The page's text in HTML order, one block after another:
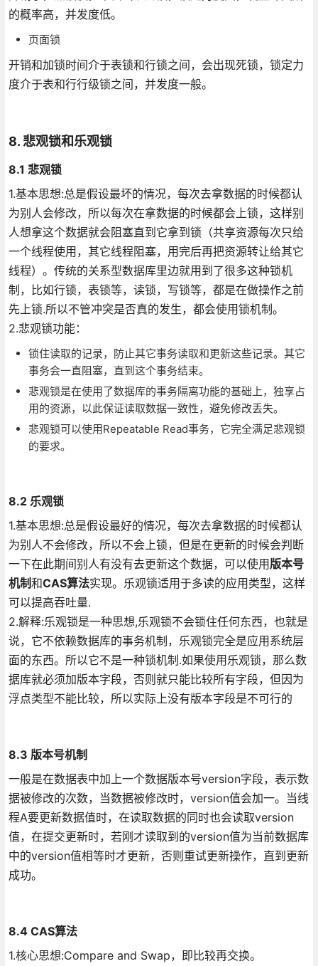
的概率高，并发度低。
页面锁
开销和加锁时间介于表锁和行锁之间，会出现死锁，锁定力
度介于表和行行级锁之间，并发度一般。
8. 悲观锁和乐观锁
8.1 悲观锁
1.基本思想:总是假设最坏的情况，每次去拿数据的时候都认
为别人会修改，所以每次在拿数据的时候都会上锁，这样别
人想拿这个数据就会阻塞直到它拿到锁（共享资源每次只给
一个线程使用，其它线程阻塞，用完后再把资源转让给其它
线程）。传统的关系型数据库里边就用到了很多这种锁机
制，比如行锁，表锁等，读锁，写锁等，都是在做操作之前
先上锁.所以不管冲突是否真的发生，都会使用锁机制。
2.悲观锁功能：
锁住读取的记录，防止其它事务读取和更新这些记录。其它
事务会一直阻塞，直到这个事务结束。
悲观锁是在使用了数据库的事务隔离功能的基础上，独享占
用的资源，以此保证读取数据一致性，避免修改丢失。
悲观锁可以使用Repeatable Read事务，它完全满足悲观锁
的要求。
8.2 乐观锁
1.基本思想:总是假设最好的情况，每次去拿数据的时候都认
为别人不会修改，所以不会上锁，但是在更新的时候会判断
一下在此期间别人有没有去更新这个数据，可以使用版本号
机制和CAS算法实现。乐观锁适用于多读的应用类型，这样
可以提高吞吐量.
2.解释:乐观锁是一种思想,乐观锁不会锁住任何东西，也就是
说，它不依赖数据库的事务机制，乐观锁完全是应用系统层
面的东西。所以它不是一种锁机制.如果使用乐观锁，那么数
据库就必须加版本字段，否则就只能比较所有字段，但因为
浮点类型不能比较，所以实际上没有版本字段是不可行的
8.3 版本号机制
一般是在数据表中加上一个数据版本号version字段，表示数
据被修改的次数，当数据被修改时，version值会加一。当线
程A要更新数据值时，在读取数据的同时也会读取version
值，在提交更新时，若刚才读取到的version值为当前数据库
中的version值相等时才更新，否则重试更新操作，直到更新
成功。
8.4 CAS算法
1.核心思想:Compare and Swap，即比较再交换。